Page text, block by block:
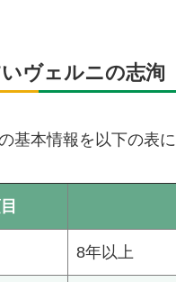
ヴェルニの志
基本情報を以下の表に
8年以上